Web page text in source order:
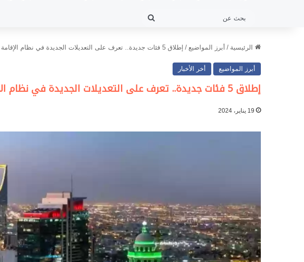
بحث
الرئيسية / أبرز المواضيع / إطلاق 5 فئات جديدة.. تعرف على التعديلات الجديدة في نظام الإقامة المميزة في السعودية
أبرز المواضيع أخر الأخبار
إطلاق 5 فئات جديدة.. تعرف على التعديلات الجديدة في نظام الإقامة المميزة في السعودية
19 يناير، 2024